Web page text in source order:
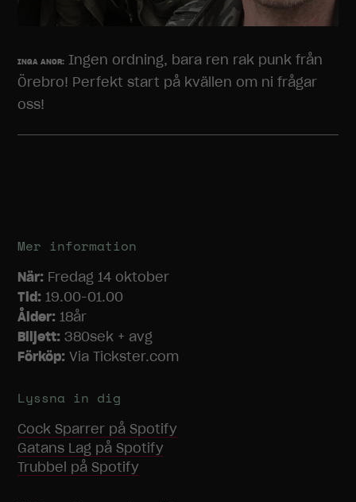
INGA ANOR: Ingen ordning, bara ren rak punk från
Örebro! Perfekt start på kvällen om ni frågar
oss!
Mer information
När: Fredag 14 oktober
Tid: 19.00-01.00
Ålder: 18år
Biljett: 380sek + avg
Förköp: Via Tickster.com
Lyssna in dig
Cock Sparrer på Spotify
Gatans Lag på Spotify
Trubbel på Spotify
För att vår
hemsida ska